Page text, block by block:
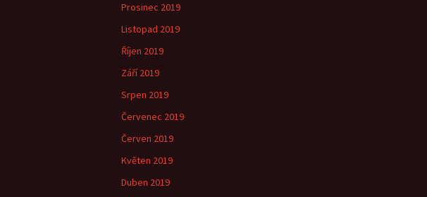
Prosinec 2019
Listopad 2019
Říjen 2019
Září 2019
Srpen 2019
Červenec 2019
Červen 2019
Květen 2019
Duben 2019